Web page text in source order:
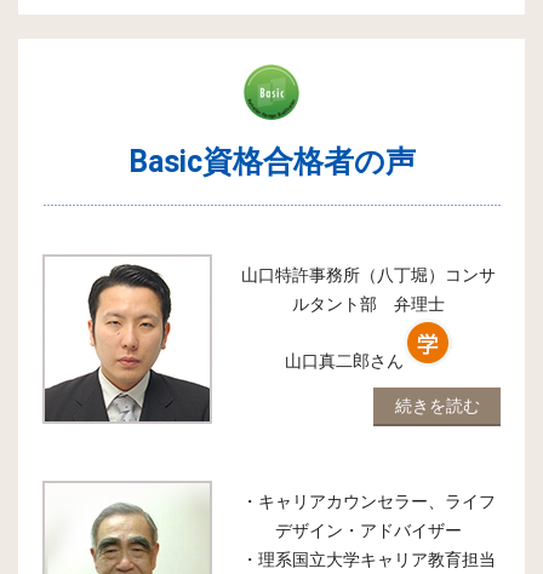
Basic資格合格者の声
山口特許事務所（八丁堀）コンサ
ルタント部 弁理士
山口真二郎さん
続きを読む
・キャリアカウンセラー、ライフ
デザイン・アドバイザー
・理系国立大学キャリア教育担当